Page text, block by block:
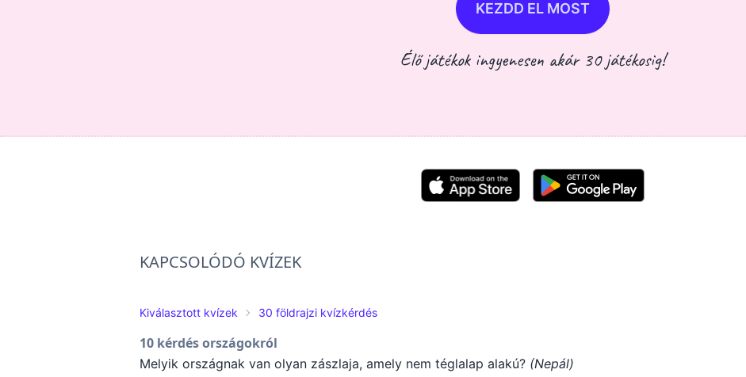
KEZDD EL MOST
Élő játékok ingyenesen akár 30 játékosig!
KAPCSOLÓDÓ KVÍZEK
Kiválasztott kvízek 30 földrajzi kvízkérdés
10 kérdés országokról
Melyik országnak van olyan zászlaja, amely nem téglalap alakú? (Nepál)